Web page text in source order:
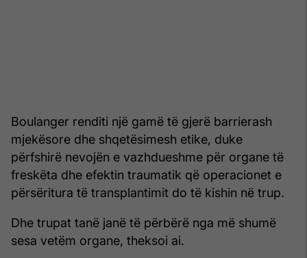
Boulanger renditi një gamë të gjerë barrierash
mjekësore dhe shqetësimesh etike, duke
përfshirë nevojën e vazhdueshme për organe të
freskëta dhe efektin traumatik që operacionet e
përsëritura të transplantimit do të kishin në trup.
Dhe trupat tanë janë të përbërë nga më shumë
sesa vetëm organe, theksoi ai.